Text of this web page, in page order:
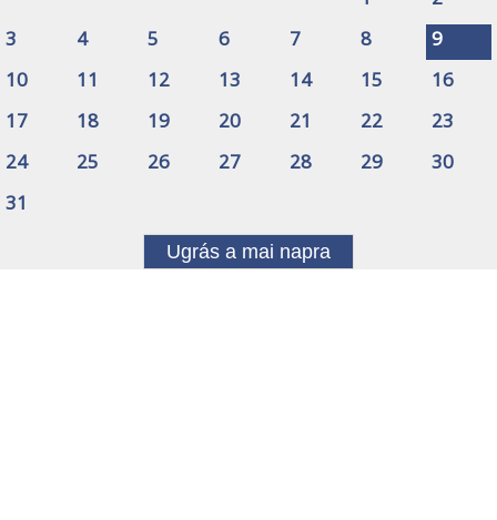
3
4 5 6 7 8
9
10
11 12 13 14 15
16
17
18 19 20 21 22
23
24
25 26 27 28 29
30
31
Ugrás a mai napra